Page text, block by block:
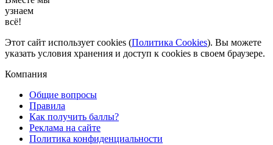
узнаем
всё!
Этот сайт использует cookies (Политика Cookies). Вы можете
указать условия хранения и доступ к cookies в своем браузере.
Компания
Общие вопросы
Правила
Как получить баллы?
Реклама на сайте
Политика конфиденциальности